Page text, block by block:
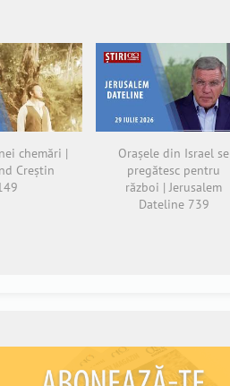
chemări |
Creștin
Orașele din Israel se
pregătesc pentru
război | Jerusalem
Dateline 739